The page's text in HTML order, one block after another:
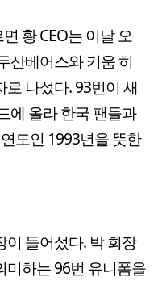
황 CEO는 이날 오
산베어스와 키움 히
나섰다. 93번이 새
에 올라 한국 팬들과
도인 1993년을 뜻한
들어섰다. 박 회장
미하는 96번 유니폼을